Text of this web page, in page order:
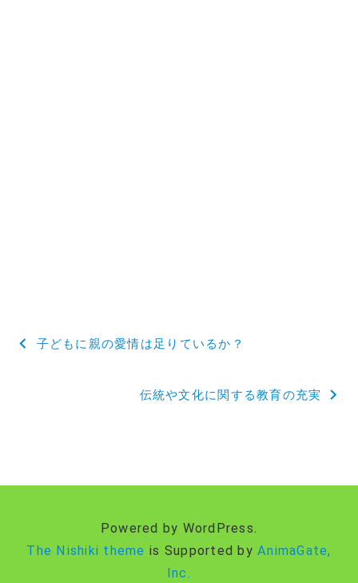
投
子どもに親の愛情は足りているか？
伝統や文化に関する教育の充実
Powered by WordPress.
The Nishiki theme is Supported byAnimaGate,
Inc.